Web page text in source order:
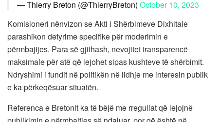
— Thierry Breton (@ThierryBreton) October 10, 2023
Komisioneri nënvizon se Akti i Shërbimeve Dixhitale
parashikon detyrime specifike për moderimin e
përmbajtjes. Para së gjithash, nevojitet transparencë
maksimale për atë që lejohet sipas kushteve të shërbimit.
Ndryshimi i fundit në politikën në lidhje me interesin publik
e ka përkeqësuar situatën.
Referenca e Bretonit ka të bëjë me rregullat që lejojnë